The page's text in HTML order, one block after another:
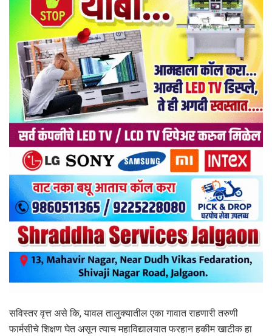
सविस्तर वृत्त असे कि, यावल तालुक्यातील एका गावात राहणारी तरुणी
फार्मसीचे शिक्षण घेत असून त्याच महाविद्यालयात फरहान हकीम खाटीक हा